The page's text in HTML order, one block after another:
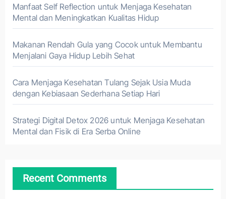
Manfaat Self Reflection untuk Menjaga Kesehatan
Mental dan Meningkatkan Kualitas Hidup
Makanan Rendah Gula yang Cocok untuk Membantu
Menjalani Gaya Hidup Lebih Sehat
Cara Menjaga Kesehatan Tulang Sejak Usia Muda
dengan Kebiasaan Sederhana Setiap Hari
Strategi Digital Detox 2026 untuk Menjaga Kesehatan
Mental dan Fisik di Era Serba Online
Recent Comments